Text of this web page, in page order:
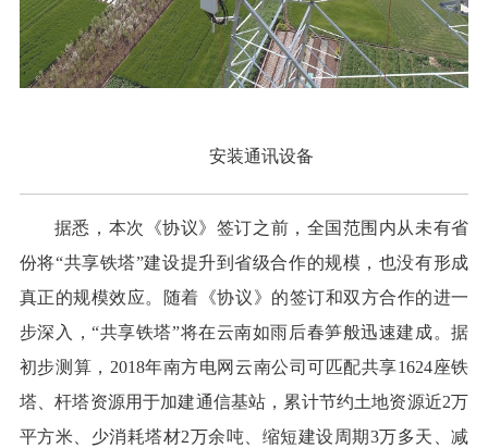
安装通讯设备
据悉，本次《协议》签订之前，全国范围内从未有省
份将“共享铁塔”建设提升到省级合作的规模，也没有形成
真正的规模效应。随着《协议》的签订和双方合作的进一
步深入，“共享铁塔”将在云南如雨后春笋般迅速建成。据
初步测算，2018年南方电网云南公司可匹配共享1624座铁
塔、杆塔资源用于加建通信基站，累计节约土地资源近2万
平方米、少消耗塔材2万余吨、缩短建设周期3万多天、减